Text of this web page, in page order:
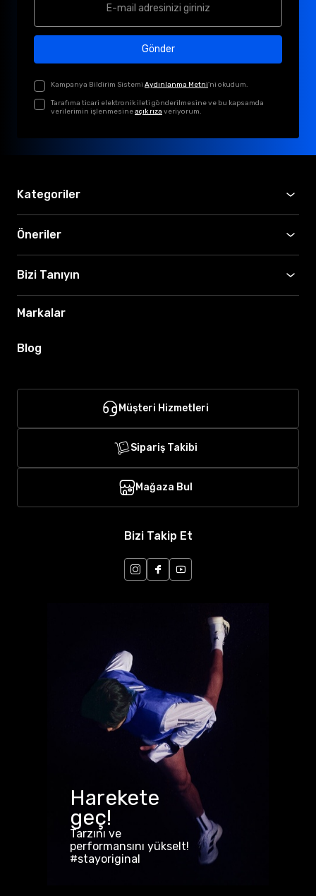
Gönder
Kampanya Bildirim Sistemi Aydınlanma Metni'ni okudum.
Tarafıma ticari elektronik ileti gönderilmesine ve bu kapsamda
verilerimin işlenmesineaçık rıza veriyorum.
Kategoriler
Öneriler
Bizi Tanıyın
Markalar
Blog
Müşteri Hizmetleri
Sipariş Takibi
Mağaza Bul
Bizi Takip Et
Harekete
geç!
Tarzını ve
performansını yükselt!
#stayoriginal